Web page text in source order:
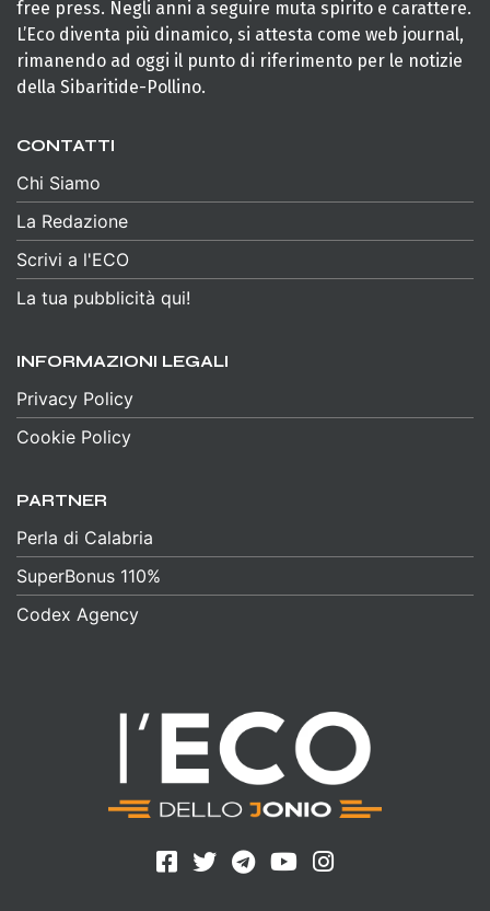
free press. Negli anni a seguire muta spirito e carattere.
L’Eco diventa più dinamico, si attesta come web journal,
rimanendo ad oggi il punto di riferimento per le notizie
della Sibaritide-Pollino.
CONTATTI
Chi Siamo
La Redazione
Scrivi a l'ECO
La tua pubblicità qui!
INFORMAZIONI LEGALI
Privacy Policy
Cookie Policy
PARTNER
Perla di Calabria
SuperBonus 110%
Codex Agency